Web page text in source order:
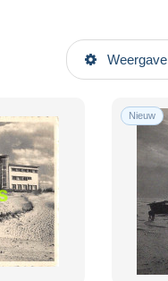
Weergave
Nieuw